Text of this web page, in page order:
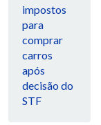
impostos
para
comprar
carros
após
decisão do
STF